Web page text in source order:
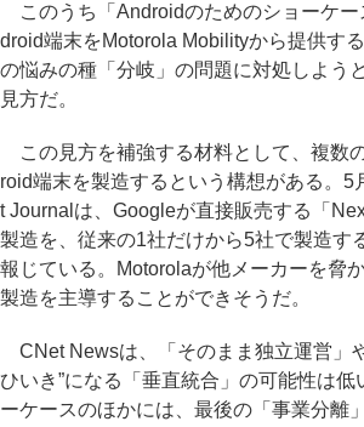
このうち「Androidのためのショーケー
droid端末をMotorola Mobilityから提供す
の悩みの種「分岐」の問題に対処しよう
見方だ。
この見方を補強する材料として、複数
roid端末を製造するという構想がある。5
t Journalは、Googleが直接販売する「
製造を、従来の1社だけから5社で製造す
報じている。Motorolaが他メーカーを脅
製造を主導することができそうだ。
CNet Newsは、「そのまま独立運営」
ひいき”になる「垂直統合」の可能性は低
ーケースのほかには、最後の「事業分離